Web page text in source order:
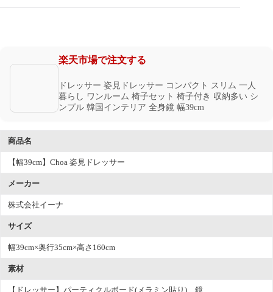
楽天市場で注文する
ドレッサー 姿見ドレッサー コンパクト スリム 一人
暮らし ワンルーム 椅子セット 椅子付き 収納多い シ
ンプル 韓国インテリア 全身鏡 幅39cm
商品名
【幅39cm】Choa 姿見ドレッサー
メーカー
株式会社イーナ
サイズ
幅39cm×奥行35cm×高さ160cm
素材
【ドレッサー】パーティクルボード(メラミン貼り)、鏡